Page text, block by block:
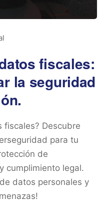
fiscales:
la seguridad
fiscales? Descubre
para tu
de
cumplimiento legal.
datos personales y